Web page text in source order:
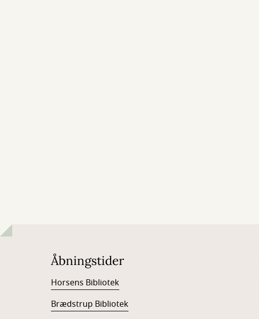
Åbningstider
Horsens Bibliotek
Brædstrup Bibliotek